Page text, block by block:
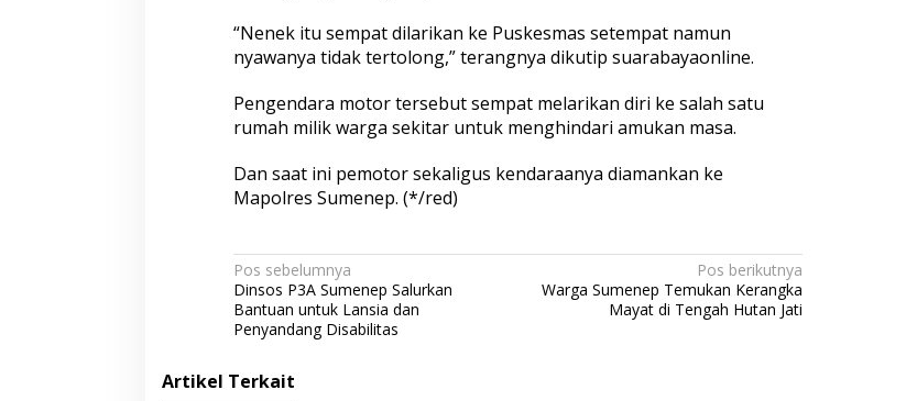
n
y
a
“Nenek itu sempat dilarikan ke Puskesmas setempat namun
nyawanya tidak tertolong,” terangnya dikutip suarabayaonline.
Pengendara motor tersebut sempat melarikan diri ke salah satu
rumah milik warga sekitar untuk menghindari amukan masa.
Dan saat ini pemotor sekaligus kendaraanya diamankan ke
Mapolres Sumenep. (*/red)
N
a
v
i
Pos sebelumnya
Dinsos P3A Sumenep Salurkan
Bantuan untuk Lansia dan
Penyandang Disabilitas
Pos berikutnya
Warga Sumenep Temukan Kerangka
Mayat di Tengah Hutan Jati
Artikel Terkait